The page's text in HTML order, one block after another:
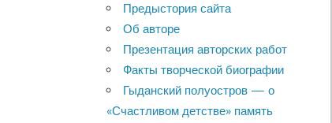
Предыстория сайта
Об авторе
Презентация авторских работ
Факты творческой биографии
Гыданский полуостров — о
«Счастливом детстве» память